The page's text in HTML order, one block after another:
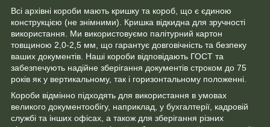
Всі архівні короби мають кришку та короб, що є єдиною
конструкцією (не знімними). Кришка відкидна для зручності
використання. Ми використовуємо палітурний картон
товщиною 2,0-2,5 мм, що гарантує довговічність та безпеку
ваших документів. Наші короби відповідають ГОСТ та
забезпечують надійне зберігання документів строком до 75
років як у вертикальному, так і горизонтальному положенні.
Короби відмінно підходять для використання в умовах
великого документообігу, наприклад, у бухгалтерії, кадровій
службі та інших офісах, а також для зберігання різних